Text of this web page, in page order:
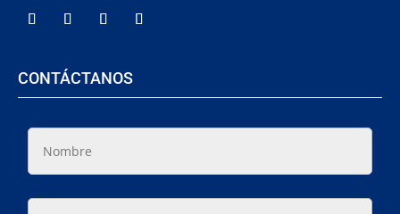
CONTÁCTANOS